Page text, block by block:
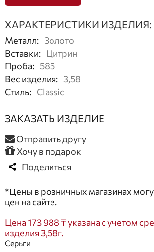
ХАРАКТЕРИСТИКИ ИЗДЕЛИЯ:
Металл: Золото
Вставки: Цитрин
Проба: 585
Вес изделия: 3,58
Стиль: Classic
ЗАКАЗАТЬ ИЗДЕЛИЕ
Отправить другу
Хочу в подарок
Поделиться
*Цены в розничных магазинах
цен на сайте.
Цена 173 988 ₸ указана с учетом
изделия 3,58г.
Серьги